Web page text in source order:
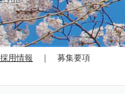
採用情報 ｜ 募集要項